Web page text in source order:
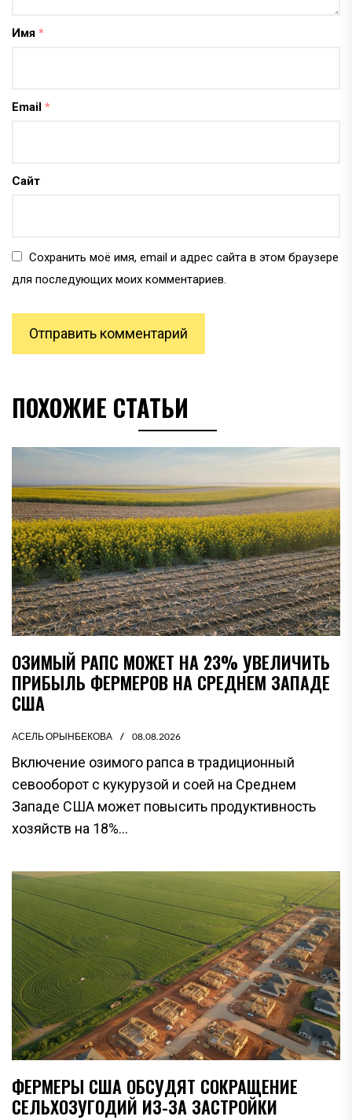
Имя *
Email *
Сайт
Сохранить моё имя, email и адрес сайта в этом браузере
для последующих моих комментариев.
ПОХОЖИЕ СТАТЬИ
ОЗИМЫЙ РАПС МОЖЕТ НА 23% УВЕЛИЧИТЬ
ПРИБЫЛЬ ФЕРМЕРОВ НА СРЕДНЕМ ЗАПАДЕ
США
АСЕЛЬ ОРЫНБЕКОВА 08.08.2026
Включение озимого рапса в традиционный
севооборот с кукурузой и соей на Среднем
Западе США может повысить продуктивность
хозяйств на 18%...
ФЕРМЕРЫ США ОБСУДЯТ СОКРАЩЕНИЕ
СЕЛЬХОЗУГОДИЙ ИЗ-ЗА ЗАСТРОЙКИ